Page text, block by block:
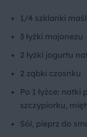
1/4 szklanki
3 łyżki majonezu
2 łyżki jogurtu
2 ząbki czosnku
Po 1 łyżce: natki
szczypiorku,
Sól, pieprz do